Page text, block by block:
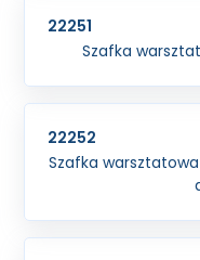
22251
Szafka
22252
Szafka warsztatowa